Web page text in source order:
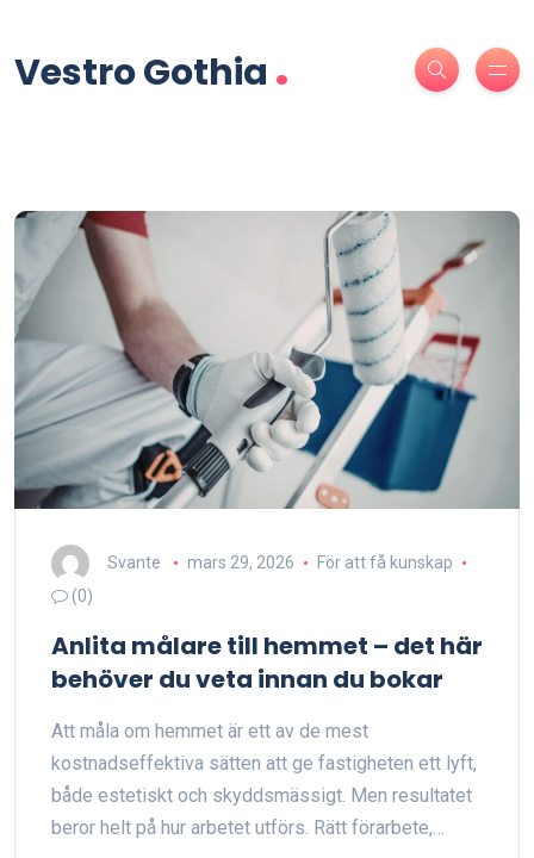
Vestro Gothia .
Svante mars 29, 2026
För att få kunskap
(0)
Anlita målare till hemmet – det här
behöver du veta innan du bokar
Att måla om hemmet är ett av de mest
kostnadseffektiva sätten att ge fastigheten ett lyft,
både estetiskt och skyddsmässigt. Men resultatet
beror helt på hur arbetet utförs. Rätt förarbete,…